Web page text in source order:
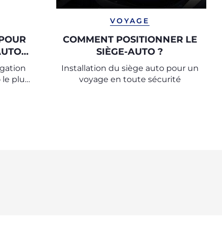
plus
VOYAGE
COMMENT POSITIONNER LE
SIÈGE-AUTO ?
Installation du siège auto pour un
voyage en toute sécurité